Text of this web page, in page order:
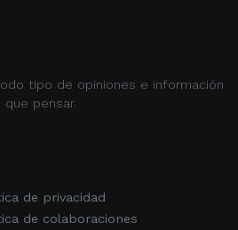
tipo de opiniones e información
pensar.
de privacidad
de colaboraciones